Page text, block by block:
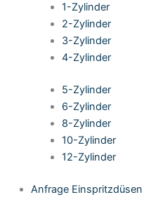
1-Zylinder
2-Zylinder
3-Zylinder
4-Zylinder
5-Zylinder
6-Zylinder
8-Zylinder
10-Zylinder
12-Zylinder
Anfrage Einspritzdüsen